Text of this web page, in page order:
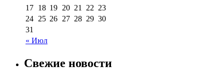
« Июл
17 18 19 20 21 22 23
24 25 26 27 28 29 30
31
Свежие новости